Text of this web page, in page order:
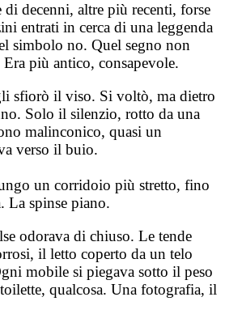
decenni, altre più recenti, forse
entrati in cerca di una leggenda
simbolo no. Quel segno non
più antico, consapevole.
sfiorò il viso. Si voltò, ma dietro
Solo il silenzio, rotto da una
malinconico, quasi un
verso il buio.
un corridoio più stretto, fino
La spinse piano.
odorava di chiuso. Le tende
il letto coperto da un telo
mobile si piegava sotto il peso
qualcosa. Una fotografia, il